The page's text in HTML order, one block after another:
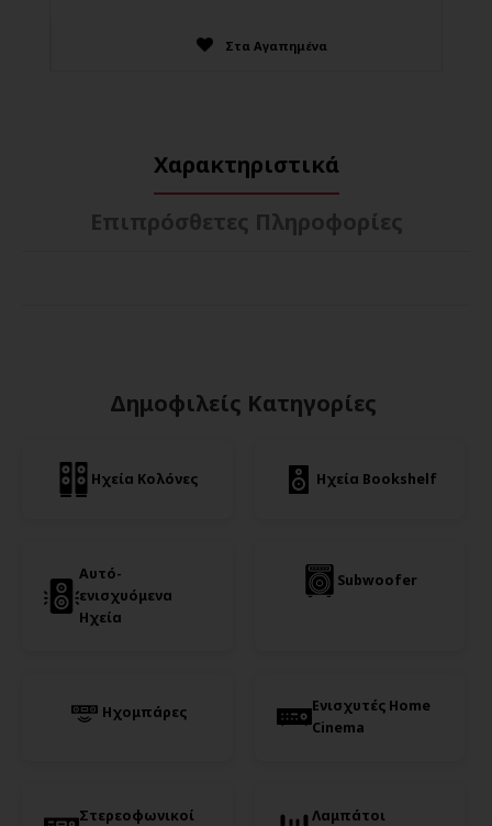
Στα Αγαπημένα
Χαρακτηριστικά
Επιπρόσθετες Πληροφορίες
Δημοφιλείς Κατηγορίες
Ηχεία Κολόνες Ηχεία Bookshelf
Αυτό-
ενισχυόμενα
Ηχεία
Subwoofer
Ηχομπάρες
Ενισχυτές Home
Cinema
Στερεοφωνικοί
Λαμπάτοι